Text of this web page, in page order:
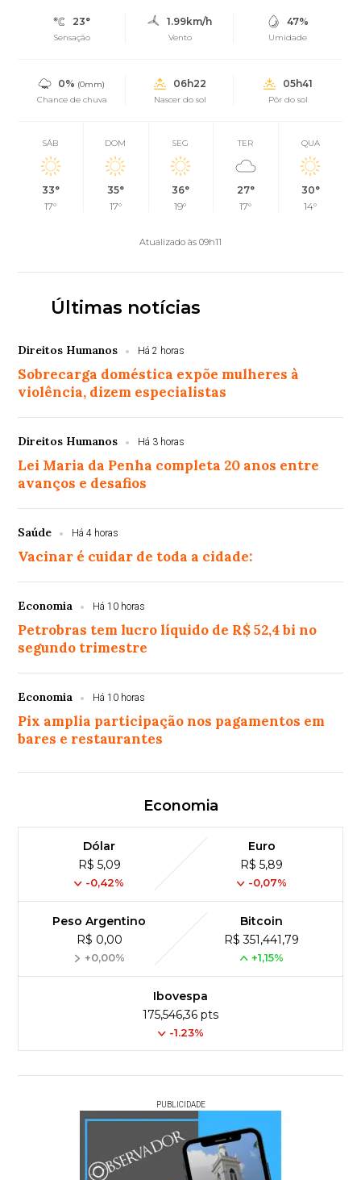
23°
Sensação
1.99km/h
Vento
47%
Umidade
0% (0mm)
Chance de chuva
06h22
Nascer do sol
05h41
Pôr do sol
SÁB
33°
17°
DOM
35°
17°
SEG
36°
19°
TER
27°
17°
QUA
30°
14°
Atualizado às 09h11
Últimas notícias
Direitos Humanos Há 2 horas
Sobrecarga doméstica expõe mulheres à
violência, dizem especialistas
Direitos Humanos Há 3 horas
Lei Maria da Penha completa 20 anos entre
avanços e desafios
Saúde Há 4 horas
Vacinar é cuidar de toda a cidade:
Economia Há 10 horas
Petrobras tem lucro líquido de R$ 52,4 bi no
segundo trimestre
Economia Há 10 horas
Pix amplia participação nos pagamentos em
bares e restaurantes
Economia
Dólar
R$ 5,09
-0,42%
Euro
R$ 5,89
-0,07%
Peso Argentino
R$ 0,00
+0,00%
Bitcoin
R$ 351,441,79
+1,15%
Ibovespa
175,546,36 pts
-1.23%
PUBLICIDADE